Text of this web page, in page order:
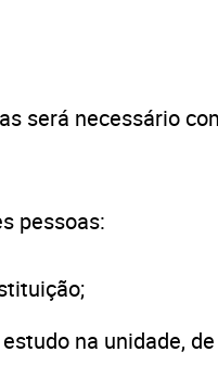
será necessário
pessoas:
na unidade,